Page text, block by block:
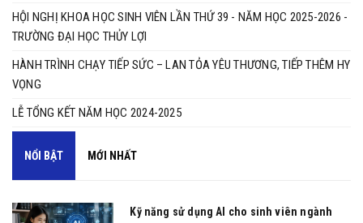
2025"
HỘI NGHỊ KHOA HỌC SINH VIÊN LẦN THỨ 39 - NĂM HỌC 2025-2026 -
TRƯỜNG ĐẠI HỌC THỦY LỢI ​​​​​​​
HÀNH TRÌNH CHẠY TIẾP SỨC – LAN TỎA YÊU THƯƠNG, TIẾP THÊM HY
VỌNG
LỄ TỔNG KẾT NĂM HỌC 2024-2025
NỔI BẬT MỚI NHẤT
Kỹ năng sử dụng AI cho sinh viên ngành